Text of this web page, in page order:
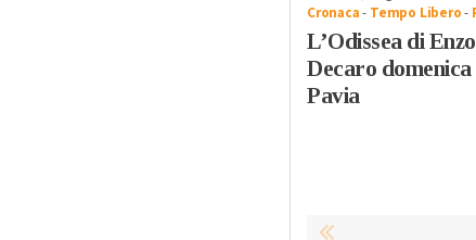
Cronaca- Tempo Libero-
L’Odissea di Enzo
Decaro domenica
Pavia